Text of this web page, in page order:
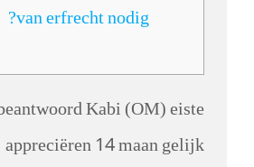
van erfrecht nodig?
Kabi (OM) eiste
appreciëren 14 maan gelijk